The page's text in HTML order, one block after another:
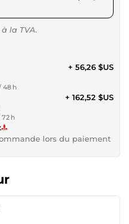
la TVA.
90 € / 48 h
+ 56,26 $US
175 € / 72 h
+ 162,52 $US
lors du paiement